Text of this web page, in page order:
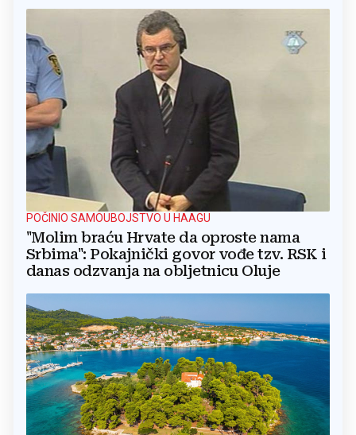
POČINIO SAMOUBOJSTVO U HAAGU
"Molim braću Hrvate da oproste nama
Srbima": Pokajnički govor vođe tzv. RSK i
danas odzvanja na obljetnicu Oluje